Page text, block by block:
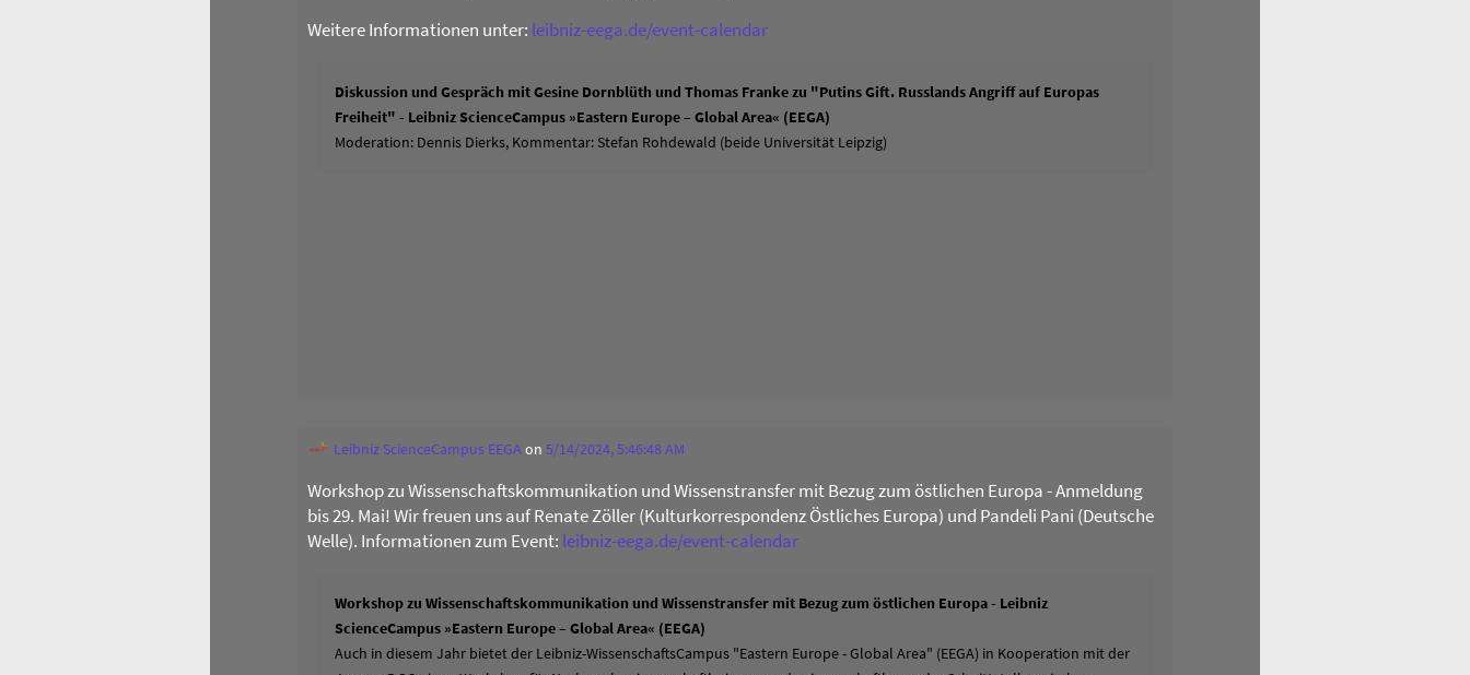
Weitere Informationen unter: leibniz-eega.de/event-calendar
Diskussion und Gespräch mit Gesine Dornblüth und Thomas Franke zu "Putins Gift. Russlands Angriff auf Europas
Freiheit" - Leibniz ScienceCampus »Eastern Europe – Global Area« (EEGA)
Moderation: Dennis Dierks, Kommentar: Stefan Rohdewald (beide Universität Leipzig)
Leibniz ScienceCampus EEGAon 5/14/2024, 5:46:48 AM
Workshop zu Wissenschaftskommunikation und Wissenstransfer mit Bezug zum östlichen Europa - Anmeldung
bis 29. Mai! Wir freuen uns auf Renate Zöller (Kulturkorrespondenz Östliches Europa) und Pandeli Pani (Deutsche
Welle). Informationen zum Event: leibniz-eega.de/event-calendar
Workshop zu Wissenschaftskommunikation und Wissenstransfer mit Bezug zum östlichen Europa - Leibniz
ScienceCampus »Eastern Europe – Global Area« (EEGA)
Auch in diesem Jahr bietet der Leibniz-WissenschaftsCampus "Eastern Europe - Global Area" (EEGA) in Kooperation mit der